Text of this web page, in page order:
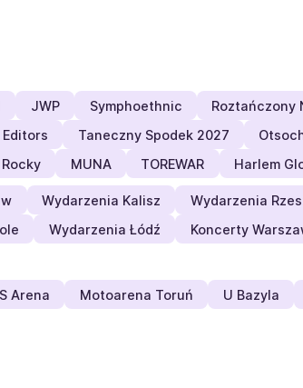
JWP Symphoethnic Roztańczony
Editors Taneczny Spodek 2027
MUNA TOREWAR Harlem
Wydarzenia Kalisz Wydarzenia
Wydarzenia Łódź Koncerty
Arena Motoarena Toruń U Bazyla